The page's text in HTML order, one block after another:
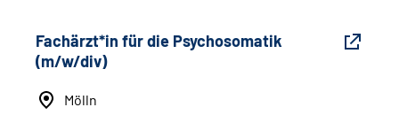
Fachärzt*in für die Psychosomatik
(m/w/div)
Mölln